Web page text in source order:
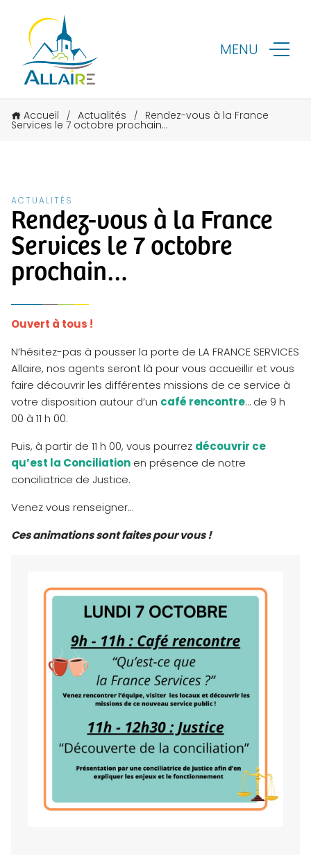
MENU
Accueil / Actualités / Rendez-vous à la France
Services le 7 octobre prochain…
ACTUALITÉS
Rendez-vous à la France
Services le 7 octobre
prochain…
Ouvert à tous !
N’hésitez-pas à pousser la porte de LA FRANCE SERVICES
Allaire, nos agents seront là pour vous accueillir et vous
faire découvrir les différentes missions de ce service à
votre disposition autour d’un café rencontre… de 9 h
00 à 11 h 00.
Puis, à partir de 11 h 00, vous pourrez découvrir ce
qu’est la Conciliation en présence de notre
conciliatrice de Justice.
Venez vous renseigner…
Ces animations sont faites pour vous !